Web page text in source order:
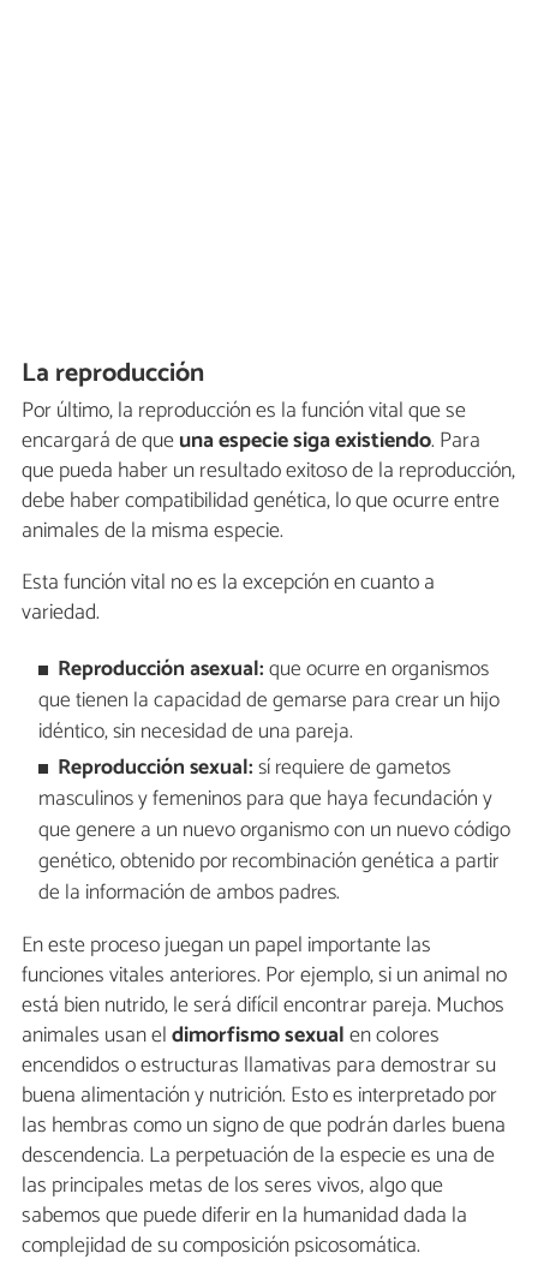
La reproducción
Por último, la reproducción es la función vital que se
encargará de queuna especie siga existiendo. Para
que pueda haber un resultado exitoso de la reproducción,
debe haber compatibilidad genética, lo que ocurre entre
animales de la misma especie.
Esta función vital no es la excepción en cuanto a
variedad.
Reproducción asexual:que ocurre en organismos
que tienen la capacidad de gemarse para crear un hijo
idéntico, sin necesidad de una pareja.
Reproducción sexual:sí requiere de gametos
masculinos y femeninos para que haya fecundación y
que genere a un nuevo organismo con un nuevo código
genético, obtenido por recombinación genética a partir
de la información de ambos padres.
En este proceso juegan un papel importante las
funciones vitales anteriores. Por ejemplo, si un animal no
está bien nutrido, le será difícil encontrar pareja. Muchos
animales usan eldimorfismo sexualen colores
encendidos o estructuras llamativas para demostrar su
buena alimentación y nutrición. Esto es interpretado por
las hembras como un signo de que podrán darles buena
descendencia. La perpetuación de la especie es una de
las principales metas de los seres vivos, algo que
sabemos que puede diferir en la humanidad dada la
complejidad de su composición psicosomática.